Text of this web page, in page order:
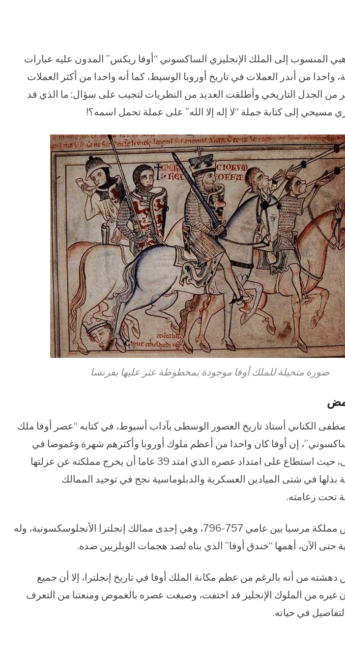
المنسوب إلى الملك الإنجليزي الساكسوني “أوفا ريكس” المدون عليه عبارات
واحدا من أندر العملات في تاريخ أوروبا الوسيط، كما أنه واحدا من أكثر العملات
من الجدل التاريخي وأطلقت العديد من النظريات لتجيب على سؤال: ما الذي قد
مسيحي إلى كتابة جملة “لا إله إلا الله” على عملة تحمل اسمه؟!
صورة متخيلة للملك أوفا موجودة بمخطوطة عثر عليها بفرنسا
الكناني أستاذ تاريخ العصور الوسطى بآداب أسيوط، في كتابه “عصر أوفا ملك
ساكسوني”، إن أوفا كان واحدا من أعظم ملوك أوروبا وأكثرهم شهرة وغموضا في
العصور الوسطى، حيث استطاع على امتداد عصره الذي امتد 39 عاما أن يخرج مملكته عن عزلتها
بذلها في شتى الميادين العسكرية والدبلوماسية نجح في توحيد الممالك
تحت زعامته.
وتولى أوفا عرش مملكة مرسيا بين عامي 757-796، وهي إحدى ممالك إنجلترا الأنجلوسكسونية، وله
حتى الآن، أهمها “خندق أوفا” الذي بناه لصد هجمات الويلزيين ضده.
دهشته من أنه بالرغم من عظم مكانة الملك أوفا في تاريخ إنجلترا، إلا أن جميع
غيره من الملوك الإنجليز قد اختفت، وصبغت عصره بالغموض ومنعتنا من التعرف
في حياته.